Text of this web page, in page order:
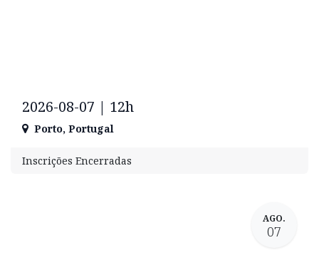
2026-08-07 | 12h
Porto, Portugal
Inscrições Encerradas
AGO.
07